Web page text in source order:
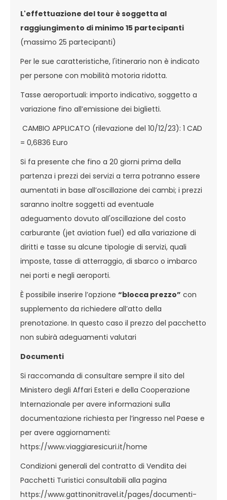
L'effettuazione del tour è soggetta al
raggiungimento di minimo 15 partecipanti
(massimo 25 partecipanti)
Per le sue caratteristiche, l'itinerario non è indicato
per persone con mobilità motoria ridotta.
Tasse aeroportuali: importo indicativo, soggetto a
variazione fino all’emissione dei biglietti.
CAMBIO APPLICATO (rilevazione del 10/12/23): 1 CAD
= 0,6836 Euro
Si fa presente che fino a 20 giorni prima della
partenza i prezzi dei servizi a terra potranno essere
aumentati in base all’oscillazione dei cambi; i prezzi
saranno inoltre soggetti ad eventuale
adeguamento dovuto all'oscillazione del costo
carburante (jet aviation fuel) ed alla variazione di
diritti e tasse su alcune tipologie di servizi, quali
imposte, tasse di atterraggio, di sbarco o imbarco
nei porti e negli aeroporti.
È possibile inserire l’opzione “blocca prezzo” con
supplemento da richiedere all’atto della
prenotazione. In questo caso il prezzo del pacchetto
non subirà adeguamenti valutari
Documenti
Si raccomanda di consultare sempre il sito del
Ministero degli Affari Esteri e della Cooperazione
Internazionale per avere informazioni sulla
documentazione richiesta per l’ingresso nel Paese e
per avere aggiornamenti:
https://www.viaggiaresicuri.it/home
Condizioni generali del contratto di Vendita dei
Pacchetti Turistici consultabili alla pagina
https://www.gattinonitravel.it/pages/documenti-